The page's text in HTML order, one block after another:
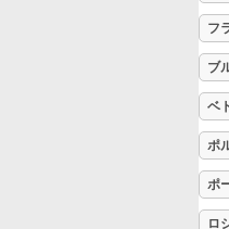
フ
ブ
ベ
ポ
ポ
ロ